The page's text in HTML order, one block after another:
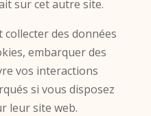
sur cet autre site.
des données
embarquer des
vos interactions
si vous disposez
leur site web.